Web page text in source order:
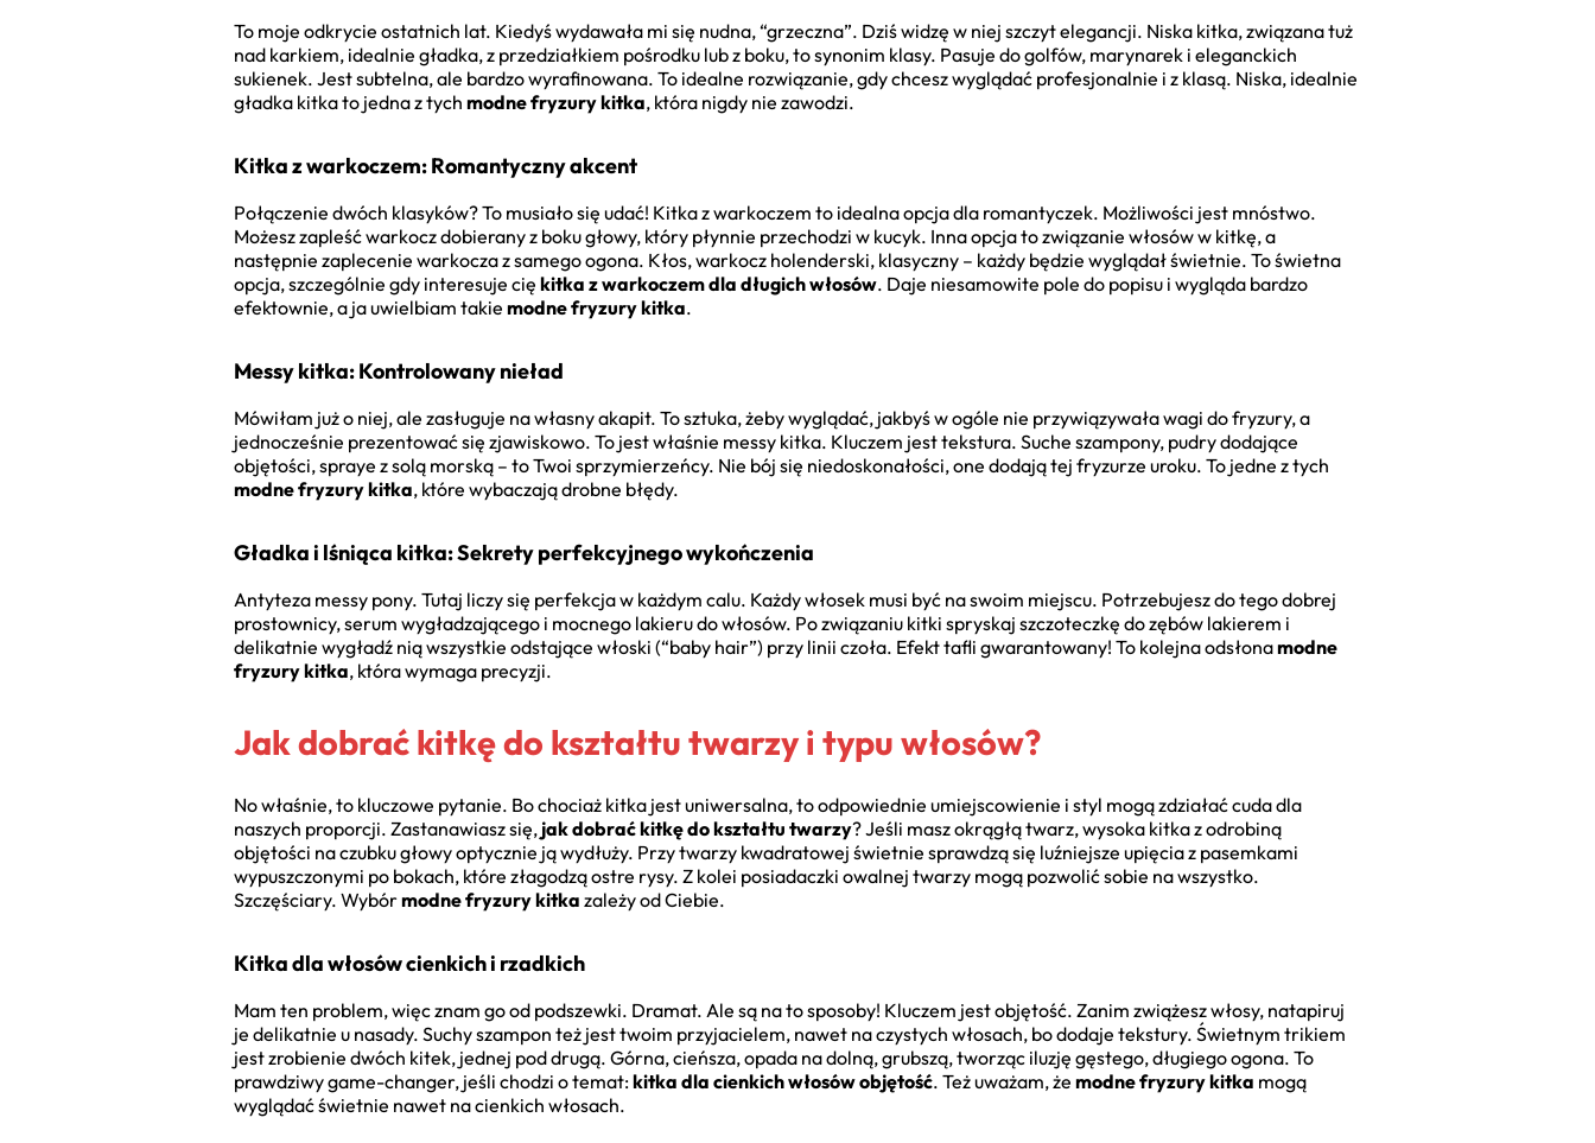
To moje odkrycie ostatnich lat. Kiedyś wydawała mi się nudna, “grzeczna”. Dziś widzę w niej szczyt elegancji. Niska kitka, związana tuż
nad karkiem, idealnie gładka, z przedziałkiem pośrodku lub z boku, to synonim klasy. Pasuje do golfów, marynarek i eleganckich
sukienek. Jest subtelna, ale bardzo wyrafinowana. To idealne rozwiązanie, gdy chcesz wyglądać profesjonalnie i z klasą. Niska, idealnie
gładka kitka to jedna z tych modne fryzury kitka, która nigdy nie zawodzi.
Kitka z warkoczem: Romantyczny akcent
Połączenie dwóch klasyków? To musiało się udać! Kitka z warkoczem to idealna opcja dla romantyczek. Możliwości jest mnóstwo.
Możesz zapleść warkocz dobierany z boku głowy, który płynnie przechodzi w kucyk. Inna opcja to związanie włosów w kitkę, a
następnie zaplecenie warkocza z samego ogona. Kłos, warkocz holenderski, klasyczny – każdy będzie wyglądał świetnie. To świetna
opcja, szczególnie gdy interesuje cię kitka z warkoczem dla długich włosów. Daje niesamowite pole do popisu i wygląda bardzo
efektownie, a ja uwielbiam takie modne fryzury kitka.
Messy kitka: Kontrolowany nieład
Mówiłam już o niej, ale zasługuje na własny akapit. To sztuka, żeby wyglądać, jakbyś w ogóle nie przywiązywała wagi do fryzury, a
jednocześnie prezentować się zjawiskowo. To jest właśnie messy kitka. Kluczem jest tekstura. Suche szampony, pudry dodające
objętości, spraye z solą morską – to Twoi sprzymierzeńcy. Nie bój się niedoskonałości, one dodają tej fryzurze uroku. To jedne z tych
modne fryzury kitka, które wybaczają drobne błędy.
Gładka i lśniąca kitka: Sekrety perfekcyjnego wykończenia
Antyteza messy pony. Tutaj liczy się perfekcja w każdym calu. Każdy włosek musi być na swoim miejscu. Potrzebujesz do tego dobrej
prostownicy, serum wygładzającego i mocnego lakieru do włosów. Po związaniu kitki spryskaj szczoteczkę do zębów lakierem i
delikatnie wygładź nią wszystkie odstające włoski (“baby hair”) przy linii czoła. Efekt tafli gwarantowany! To kolejna odsłonamodne
fryzury kitka, która wymaga precyzji.
Jak dobrać kitkę do kształtu twarzy i typu włosów?
No właśnie, to kluczowe pytanie. Bo chociaż kitka jest uniwersalna, to odpowiednie umiejscowienie i styl mogą zdziałać cuda dla
naszych proporcji. Zastanawiasz się, jak dobrać kitkę do kształtu twarzy? Jeśli masz okrągłą twarz, wysoka kitka z odrobiną
objętości na czubku głowy optycznie ją wydłuży. Przy twarzy kwadratowej świetnie sprawdzą się luźniejsze upięcia z pasemkami
wypuszczonymi po bokach, które złagodzą ostre rysy. Z kolei posiadaczki owalnej twarzy mogą pozwolić sobie na wszystko.
Szczęściary. Wybórmodne fryzury kitka zależy od Ciebie.
Kitka dla włosów cienkich i rzadkich
Mam ten problem, więc znam go od podszewki. Dramat. Ale są na to sposoby! Kluczem jest objętość. Zanim zwiążesz włosy, natapiruj
je delikatnie u nasady. Suchy szampon też jest twoim przyjacielem, nawet na czystych włosach, bo dodaje tekstury. Świetnym trikiem
jest zrobienie dwóch kitek, jednej pod drugą. Górna, cieńsza, opada na dolną, grubszą, tworząc iluzję gęstego, długiego ogona. To
prawdziwy game-changer, jeśli chodzi o temat:kitka dla cienkich włosów objętość. Też uważam, że modne fryzury kitka mogą
wyglądać świetnie nawet na cienkich włosach.